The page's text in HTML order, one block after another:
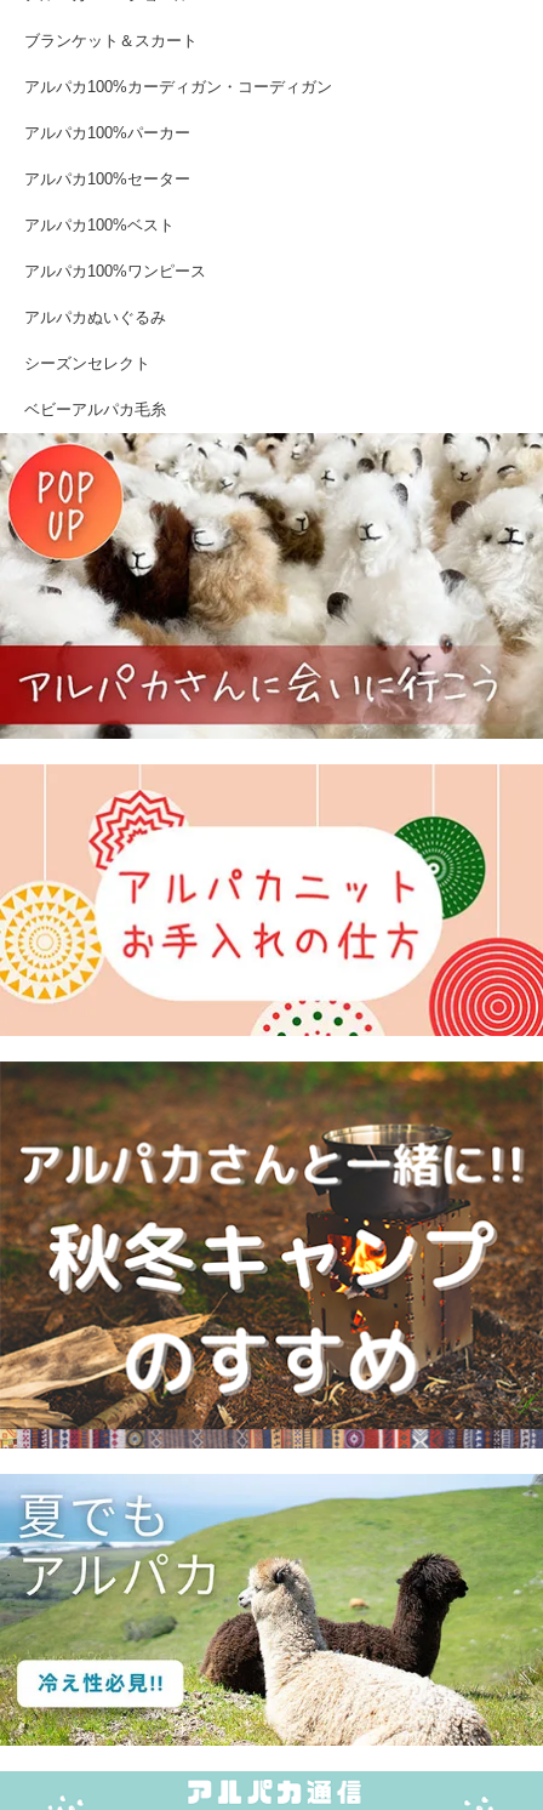
ブランケット＆スカート
アルパカ100%カーディガン・コーディガン
アルパカ100%パーカー
アルパカ100%セーター
アルパカ100%ベスト
アルパカ100%ワンピース
アルパカぬいぐるみ
シーズンセレクト
ベビーアルパカ毛糸